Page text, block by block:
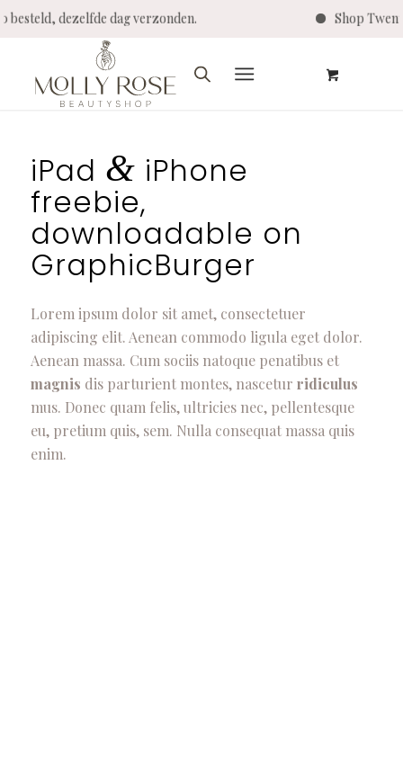
besteld, dezelfde dag verzonden. Shop
iPad & iPhone
freebie,
downloadable on
GraphicBurger
Lorem ipsum dolor sit amet, consectetuer
adipiscing elit. Aenean commodo ligula eget dolor.
Aenean massa. Cum sociis natoque penatibus et
magnis dis parturient montes, nascetur ridiculus
mus. Donec quam felis, ultricies nec, pellentesque
eu, pretium quis, sem. Nulla consequat massa quis
enim.